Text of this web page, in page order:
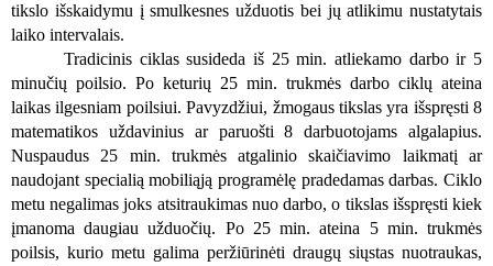
tikslo išskaidymu į smulkesnes užduotis bei jų atlikimu nustatytais
laiko intervalais.
Tradicinis ciklas susideda iš 25 min. atliekamo darbo ir 5
minučių poilsio. Po keturių 25 min. trukmės darbo ciklų ateina
laikas ilgesniam poilsiui. Pavyzdžiui, žmogaus tikslas yra išspręsti 8
matematikos uždavinius ar paruošti 8 darbuotojams algalapius.
Nuspaudus 25 min. trukmės atgalinio skaičiavimo laikmatį ar
naudojant specialią mobiliąją programėlę pradedamas darbas. Ciklo
metu negalimas joks atsitraukimas nuo darbo, o tikslas išspręsti kiek
įmanoma daugiau užduočių. Po 25 min. ateina 5 min. trukmės
poilsis, kurio metu galima peržiūrinėti draugų siųstas nuotraukas,